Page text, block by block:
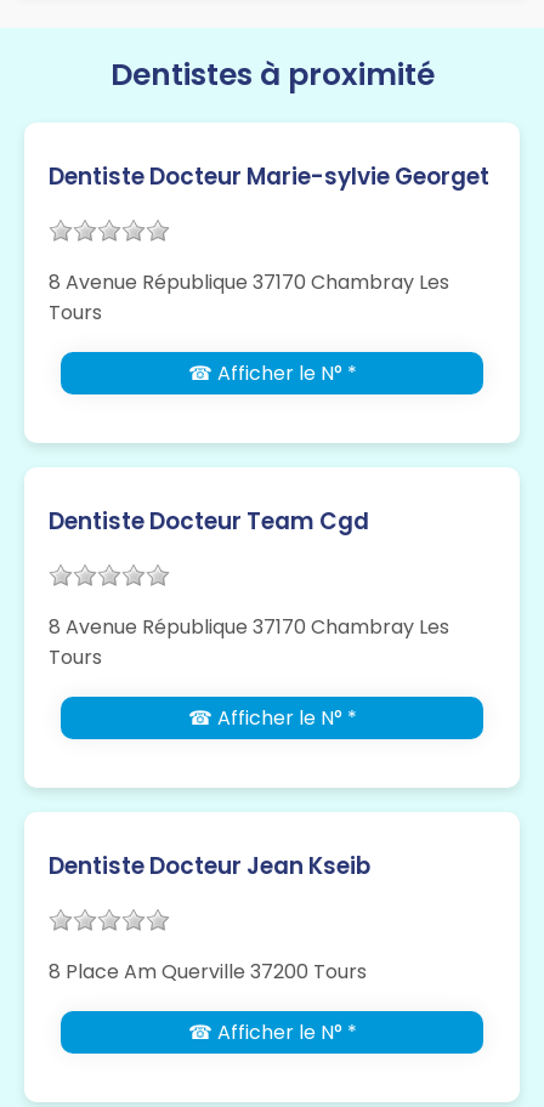
Dentistes à proximité
Dentiste Docteur Marie-sylvie Georget
8 Avenue République 37170 Chambray Les
Tours
☎ Afficher le N° *
Dentiste Docteur Team Cgd
8 Avenue République 37170 Chambray Les
Tours
☎ Afficher le N° *
Dentiste Docteur Jean Kseib
8 Place Am Querville 37200 Tours
☎ Afficher le N° *